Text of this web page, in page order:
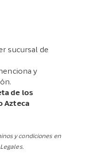
sucursal de
y
de los
Azteca
y condiciones en